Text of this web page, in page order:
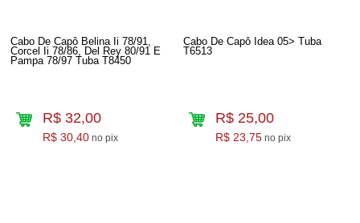
Cabo De Capô Belina Ii 78/91,
Corcel Ii 78/86, Del Rey 80/91 E
Pampa 78/97 Tuba T8450
R$ 32,00
R$ 30,40 no pix
Cabo De Capô Idea 05> Tuba
T6513
R$ 25,00
R$ 23,75 no pix